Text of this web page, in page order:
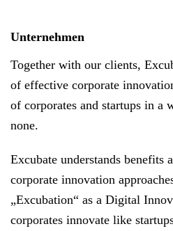
Unternehmen
Together with our clients,
of effective corporate
of corporates and startups in a
none.
Excubate understands benefits
corporate innovation
„Excubation“ as a Digital
corporates innovate like